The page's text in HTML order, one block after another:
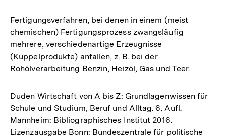
Fertigungsverfahren, bei denen in einem (meist
chemischen) Fertigungsprozess zwangsläufig
mehrere, verschiedenartige Erzeugnisse
(Kuppelprodukte) anfallen, z. B. bei der
Rohölverarbeitung Benzin, Heizöl, Gas und Teer.
Duden Wirtschaft von A bis Z: Grundlagenwissen für
Schule und Studium, Beruf und Alltag. 6. Aufl.
Mannheim: Bibliographisches Institut 2016.
Lizenzausgabe Bonn: Bundeszentrale für politische